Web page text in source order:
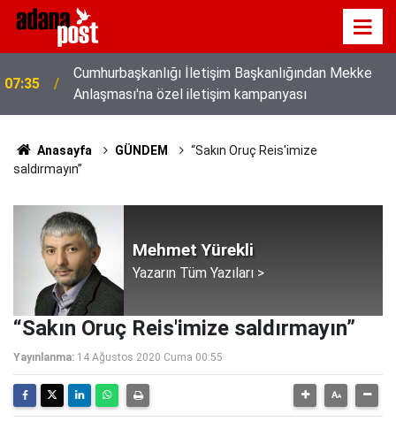
07:35
Cumhurbaşkanlığı İletişim Başkanlığından Mekke
Anlaşması'na özel iletişim kampanyası
Anasayfa GÜNDEM
“Sakın Oruç Reis'imize
saldırmayın”
Mehmet Yürekli
Yazarın Tüm Yazıları >
“Sakın Oruç Reis'imize saldırmayın”
Yayınlanma: 14 Ağustos 2020 Cuma 00:55